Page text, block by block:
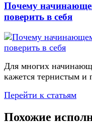
Почему
поверить в себя
Для многих
кажется тернистым
Перейти к статьям
Похожие